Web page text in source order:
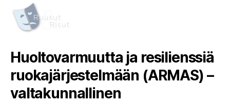
Huoltovarmuutta ja resilienssiä
ruokajärjestelmään (ARMAS) –
valtakunnallinen